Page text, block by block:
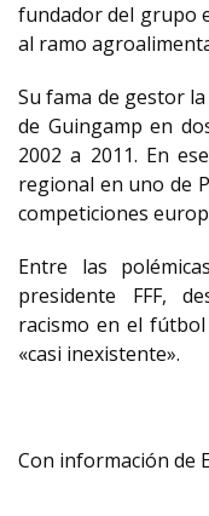
fundador del grupo
al ramo
Su fama de gestor
de Guingamp en
2002 a 2011. En
regional en uno de
competiciones
Entre las
presidente FFF,
racismo en el
«casi inexistente».
Con información de